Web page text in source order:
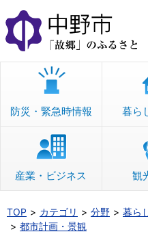
本
文
へ
移
防災・緊急時情報 暮ら
産業・ビジネス 観
TOP カテゴリ 分野 暮ら
都市計画・景観